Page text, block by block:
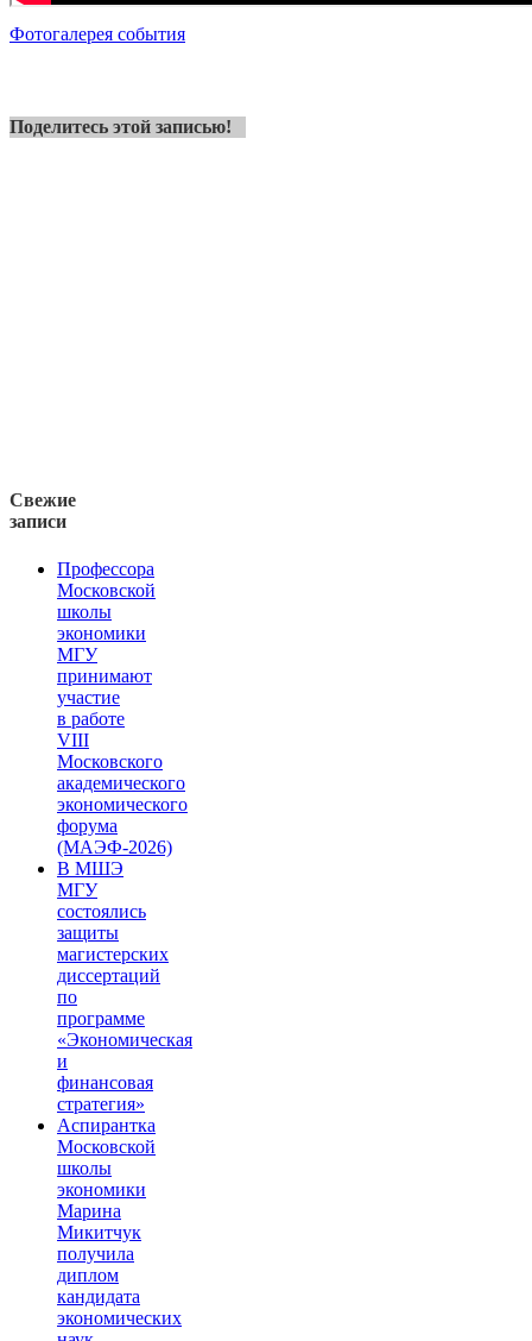
Фотогалерея события
Поделитесь этой записью!
Свежие
записи
Профессора
Московской
школы
экономики
МГУ
принимают
участие
в работе
VIII
Московского
академического
экономического
форума
(МАЭФ-2026)
В МШЭ
МГУ
состоялись
защиты
магистерских
диссертаций
по
программе
«Экономическая
и
финансовая
стратегия»
Аспирантка
Московской
школы
экономики
Марина
Микитчук
получила
диплом
кандидата
экономических